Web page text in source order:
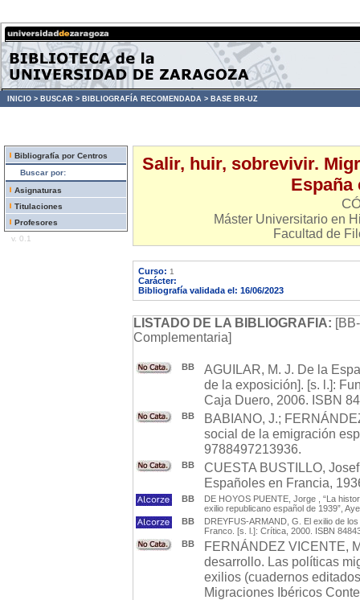
INICIO > BUSCAR > BIBLIOGRAFÍA RECOMENDADA > BASE BR-UZ
Bibliografía por Centros
Buscar por:
Asignaturas
Titulaciones
Profesores
v. 0.1
Salir, huir, sobrevivir.
España
Máster Universitario en
Facultad de
Curso: 1
Carácter:
Bibliografía validada el: 16/06/2023
LISTADO DE LA BIBLIOGRAFIA:
Complementaria]
BB
AGUILAR, M. J. De la
de la exposición]. [s. l.]:
Caja Duero, 2006. ISBN
BB
BABIANO, J.;
social de la emigración
9788497213936.
BB
CUESTA BUSTILLO,
Españoles en Francia,
BB
DE HOYOS PUENTE, Jorge , “La
exilio republicano español de 1939”,
BB
DREYFUS-ARMAND, G. El exilio de
Franco. [s. l.]: Crítica, 2000. ISBN
BB
FERNÁNDEZ VICENTE,
desarrollo. Las políticas
exilios (cuadernos
Migraciones Ibéricos